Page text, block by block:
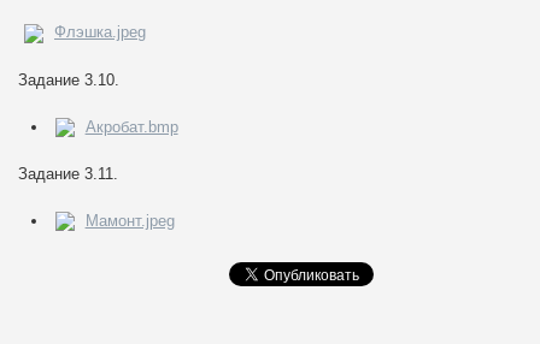
Флэшка.jpeg
Задание 3.10.
Акробат.bmp
Задание 3.11.
Мамонт.jpeg